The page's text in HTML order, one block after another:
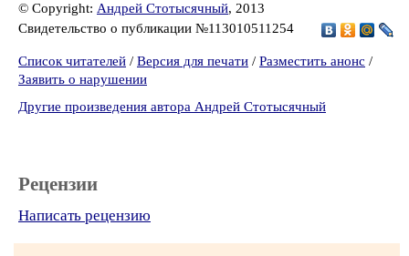
© Copyright: Андрей Стотысячный, 2013
Свидетельство о публикации №113010511254
Список читателей / Версия для печати / Разместить анонс /
Заявить о нарушении
Другие произведения автора Андрей Стотысячный
Рецензии
Написать рецензию